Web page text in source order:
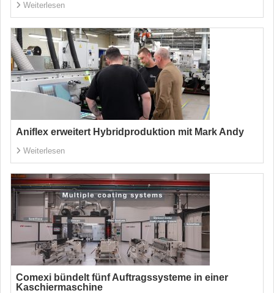
Weiterlesen
Aniflex erweitert Hybridproduktion mit Mark Andy
Weiterlesen
Comexi bündelt fünf Auftragssysteme in einer
Kaschiermaschine